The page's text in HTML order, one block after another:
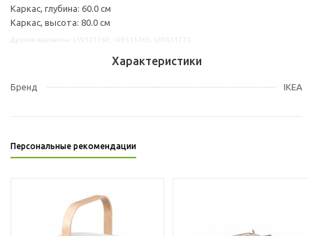
Каркас, глубина: 60.0 см
Каркас, высота: 80.0 см
Характеристики
Бренд IKEA
Персональные рекомендации